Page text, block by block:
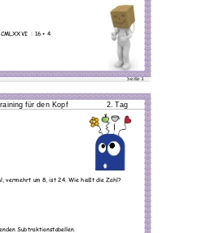
Seite 1
: 16 + 4
für den Kopf                  2. Tag
vermehrt um 8, ist 24. Wie heißt die Zahl?
Subtraktionstabellen.